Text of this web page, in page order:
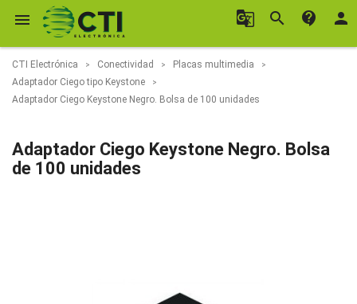
 g_translate search contact_support person
CTI Electrónica Conectividad
Placas multimedia
Adaptador Ciego tipo Keystone
Adaptador Ciego Keystone Negro. Bolsa de 100 unidades
Adaptador Ciego Keystone Negro. Bolsa
de 100 unidades